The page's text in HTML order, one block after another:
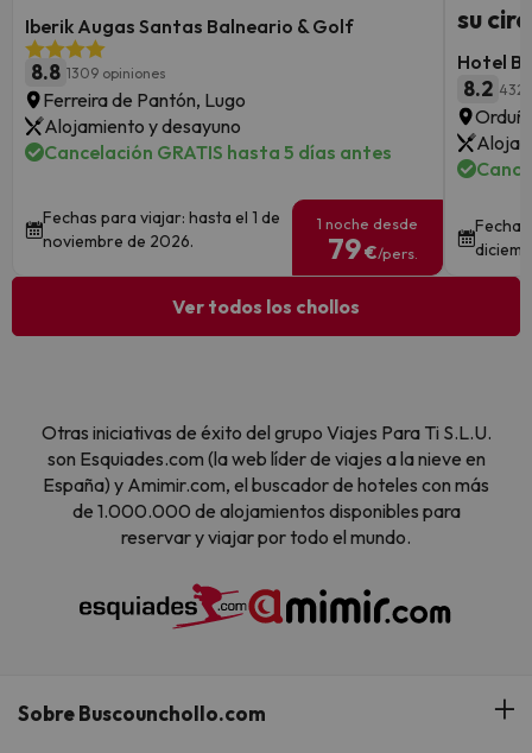
Iberik Augas Santas Balneario & Golf
8.8 1309 opiniones
Ferreira de Pantón, Lugo
Alojamiento y desayuno
Cancelación GRATIS hasta 5 días antes
Fechas para viajar: hasta el 1 de
noviembre de 2026.
1 noche desde
79€/pers.
su
Hotel
8.2 432
Ver todos los chollos
Otras iniciativas de éxito del grupo Viajes Para Ti S.L.U.
son Esquiades.com (la web líder de viajes a la nieve en
España) y Amimir.com, el buscador de hoteles con más
de 1.000.000 de alojamientos disponibles para
reservar y viajar por todo el mundo.
Sobre Buscounchollo.com